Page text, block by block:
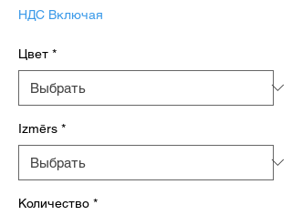
НДС Включая
Цвет *
Izmērs *
Количество *